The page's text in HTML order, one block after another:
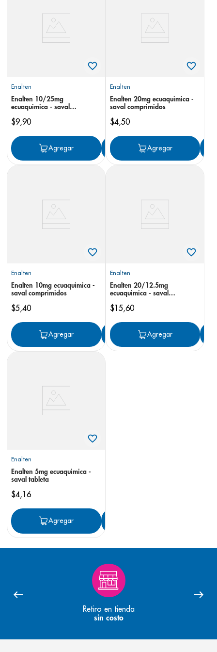
Enalten
Enalten 10/25mg
ecuaquimica - saval
$9,90
Agregar Agregar
Enalten
Enalten 20mg ecuaquimica -
saval comprimidos
$4,50
Agregar
Enalten
Enalten 10mg ecuaquimica -
saval comprimidos
$5,40
Agregar Agregar
Enalten
Enalten 20/12.5mg
ecuaquimica - saval
$15,60
Agregar
Enalten
Enalten 5mg ecuaquimica -
saval tableta
$4,16
Agregar
Retiro en tienda
sin costo
panolini
prueba embarazo